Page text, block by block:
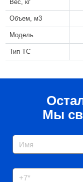
Вес, кг
Объем, м3
Модель
Тип ТС
Мы